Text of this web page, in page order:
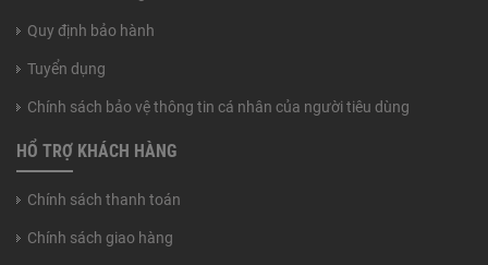
Quy định bảo hành
Tuyển dụng
Chính sách bảo vệ thông tin cá nhân của người tiêu dùng
HỔ TRỢ KHÁCH HÀNG
Chính sách thanh toán
Chính sách giao hàng